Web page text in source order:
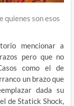
quienes son esos
mencionar a
pero que no
como el de
un brazo que
dada su
de Statick Shock,